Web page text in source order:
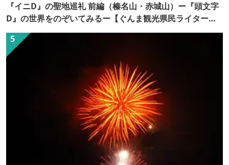
『イニD』の聖地巡礼 前編（榛名山・赤城山）ー『頭文字
D』の世界をのぞいてみるー【ぐんま観光県民ライター
（ぐん記者）】